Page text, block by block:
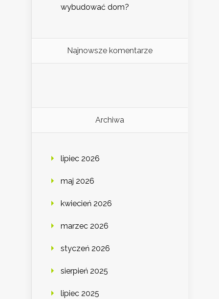
wybudować dom?
Najnowsze komentarze
Archiwa
lipiec 2026
maj 2026
kwiecień 2026
marzec 2026
styczeń 2026
sierpień 2025
lipiec 2025